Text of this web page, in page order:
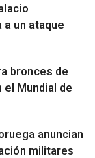
un ataque
bronces de
Mundial de
anuncian
militares